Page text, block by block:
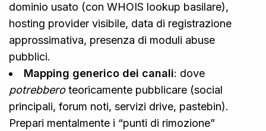
dominio usato (con WHOIS lookup basilare),
hosting provider visibile, data di registrazione
approssimativa, presenza di moduli abuse
pubblici.
Mapping generico dei canali: dove
potrebberoteoricamente pubblicare (social
principali, forum noti, servizi drive, pastebin).
Prepari mentalmente i “punti di rimozione”